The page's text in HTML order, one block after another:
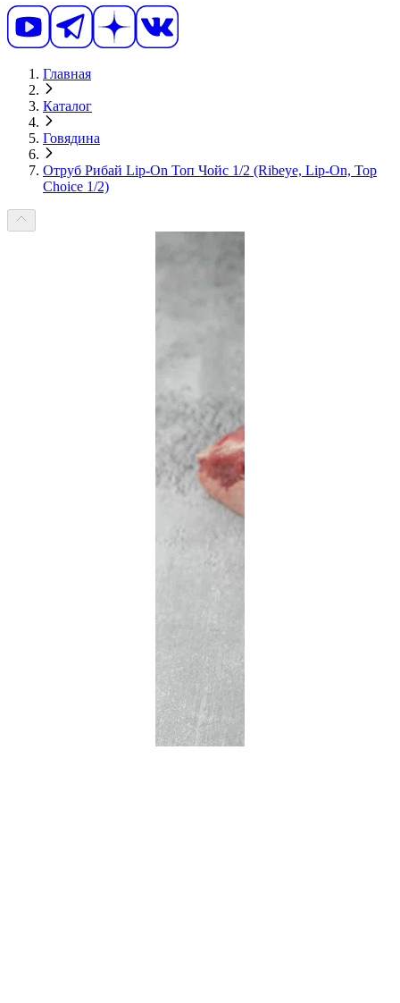
Главная
Каталог
Говядина
Отруб Рибай Lip-On Топ Чойс 1/2 (Ribeye, Lip-On, Top
Choice 1/2)